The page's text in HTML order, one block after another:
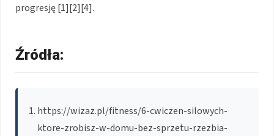
progresję [1][2][4].
Źródła:
https://wizaz.pl/fitness/6-cwiczen-silowych-
ktore-zrobisz-w-domu-bez-sprzetu-rzezbia-